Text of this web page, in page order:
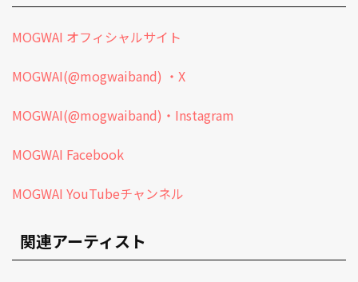
MOGWAI オフィシャルサイト
MOGWAI(@mogwaiband) ・X
MOGWAI(@mogwaiband)・Instagram
MOGWAI Facebook
MOGWAI YouTubeチャンネル
関連アーティスト